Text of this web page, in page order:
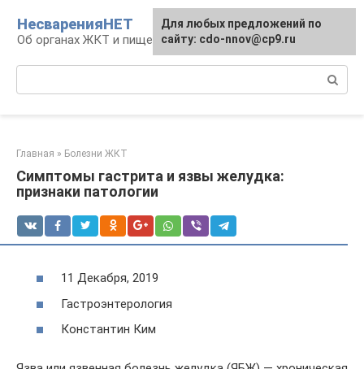
контенту
НесваренияНЕТ
Об органах ЖКТ и пищеварении
Главная » Болезни ЖКТ
Симптомы гастрита и язвы желудка:
признаки патологии
11 Декабря, 2019
Гастроэнтерология
Константин Ким
Для любых предложений по
сайту: cdo-nnov@cp9.ru